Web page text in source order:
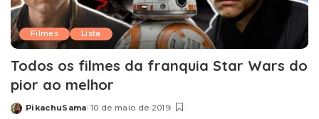
Filmes Lista
Todos os filmes da franquia Star Wars do
pior ao melhor
Posted
PikachuSama 10 de maio de 2019